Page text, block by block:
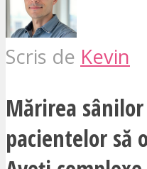
Scris de Kevin
Mărirea
pacientelor să